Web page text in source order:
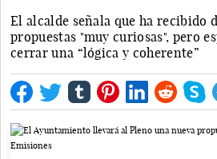
El alcalde señala que ha recibido
propuestas "muy curiosas", pero
cerrar una “lógica y coherente”